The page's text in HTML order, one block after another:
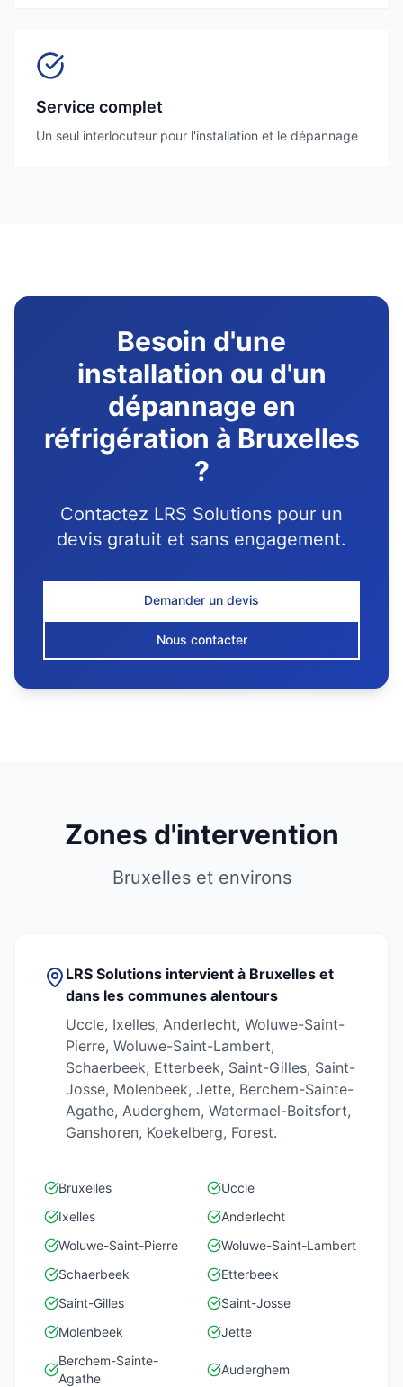
Service complet
Un seul interlocuteur pour l'installation et le dépannage
Besoin d'une
installation ou d'un
dépannage en
réfrigération à Bruxelles
?
Contactez LRS Solutions pour un
devis gratuit et sans engagement.
Demander un devis
Nous contacter
Zones d'intervention
Bruxelles et environs
LRS Solutions intervient à Bruxelles et
dans les communes alentours
Uccle, Ixelles, Anderlecht, Woluwe-Saint-
Pierre, Woluwe-Saint-Lambert,
Schaerbeek, Etterbeek, Saint-Gilles, Saint-
Josse, Molenbeek, Jette, Berchem-Sainte-
Agathe, Auderghem, Watermael-Boitsfort,
Ganshoren, Koekelberg, Forest.
Bruxelles
Uccle
Ixelles
Anderlecht
Woluwe-Saint-Pierre
Woluwe-Saint-Lambert
Schaerbeek
Etterbeek
Saint-Gilles
Saint-Josse
Molenbeek
Jette
Berchem-Sainte-
Agathe
Auderghem